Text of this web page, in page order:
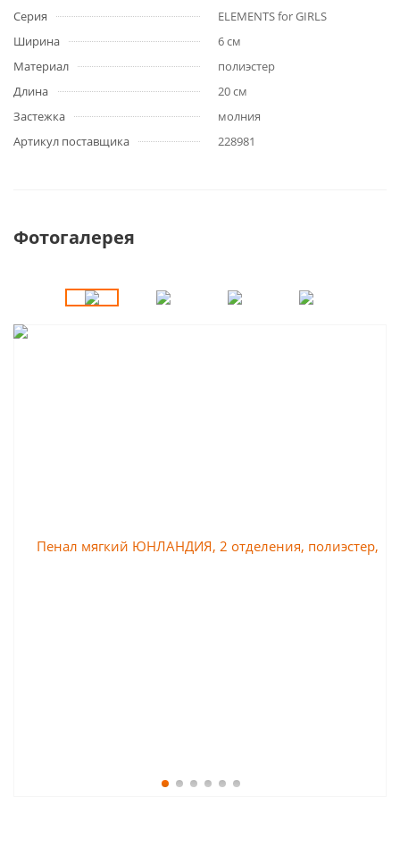
Серия
ELEMENTS for GIRLS
Ширина
6 см
Материал
полиэстер
Длина
20 см
Застежка
молния
Артикул поставщика
228981
Фотогалерея